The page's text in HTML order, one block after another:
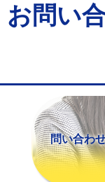
モルタル補修（厚
※給水管工事は
お問い
問い合わ